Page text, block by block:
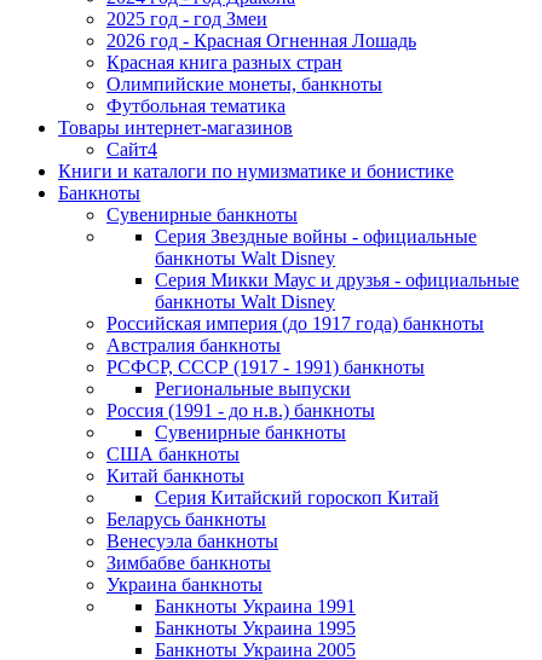
2025 год - год Змеи
2026 год - Красная Огненная Лошадь
Красная книга разных стран
Олимпийские монеты, банкноты
Футбольная тематика
Товары интернет-магазинов
Сайт4
Книги и каталоги по нумизматике и бонистике
Банкноты
Сувенирные банкноты
Серия Звездные войны - официальные
банкноты Walt Disney
Серия Микки Маус и друзья - официальные
банкноты Walt Disney
Российская империя (до 1917 года) банкноты
Австралия банкноты
РСФСР, СССР (1917 - 1991) банкноты
Региональные выпуски
Россия (1991 - до н.в.) банкноты
Сувенирные банкноты
США банкноты
Китай банкноты
Серия Китайский гороскоп Китай
Беларусь банкноты
Венесуэла банкноты
Зимбабве банкноты
Украина банкноты
Банкноты Украина 1991
Банкноты Украина 1995
Банкноты Украина 2005